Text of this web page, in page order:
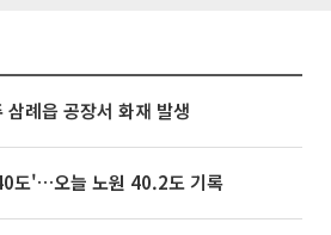
삼례읍 공장서 화재 발생
도'…오늘 노원 40.2도 기록